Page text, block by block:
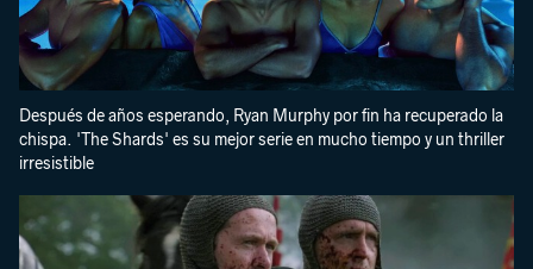
Después de años esperando, Ryan Murphy por fin ha recuperado la
chispa. 'The Shards' es su mejor serie en mucho tiempo y un thriller
irresistible